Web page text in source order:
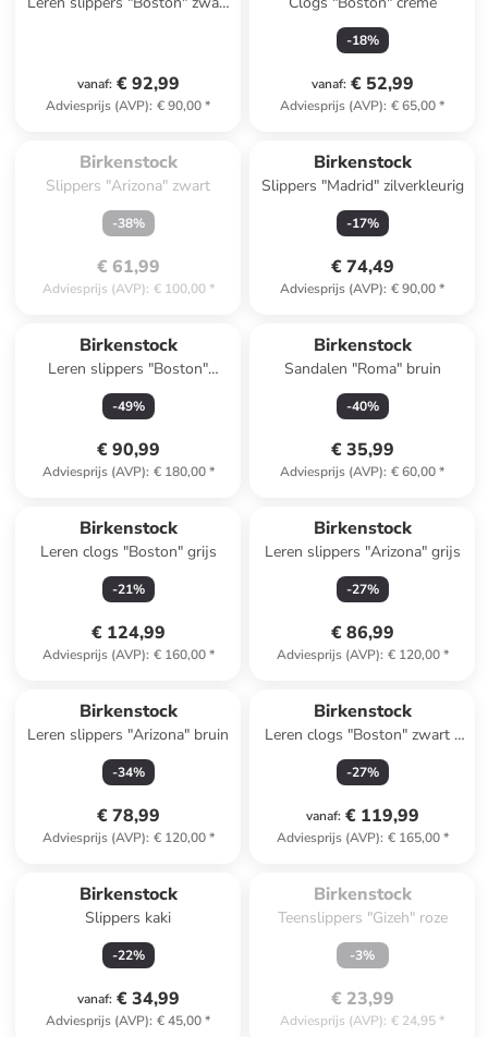
vanaf: € 92,99
Adviesprijs (AVP): € 90,00*
-18%
vanaf: € 52,99
Adviesprijs (AVP): € 65,00*
uitverkocht.
Birkenstock
Slippers "Arizona" zwart
-38%
€ 61,99
Adviesprijs (AVP): € 100,00*
Birkenstock
Slippers "Madrid" zilverkleurig
-17%
€ 74,49
Adviesprijs (AVP): € 90,00*
Birkenstock
Leren slippers "Boston"
lichtbruin - wijdte S
-49%
€ 90,99
Adviesprijs (AVP): € 180,00*
Birkenstock
Sandalen "Roma" bruin
-40%
€ 35,99
Adviesprijs (AVP): € 60,00*
Birkenstock
Leren clogs "Boston" grijs
-21%
€ 124,99
Adviesprijs (AVP): € 160,00*
Birkenstock
Leren slippers "Arizona" grijs
-27%
€ 86,99
Adviesprijs (AVP): € 120,00*
Birkenstock
Leren slippers "Arizona" bruin
-34%
€ 78,99
Adviesprijs (AVP): € 120,00*
Birkenstock
Leren clogs "Boston" zwart -
wijdte S
-27%
vanaf: € 119,99
Adviesprijs (AVP): € 165,00*
Birkenstock
Slippers kaki
-22%
vanaf: € 34,99
Adviesprijs (AVP): € 45,00*
uitverkocht.
Birkenstock
Teenslippers "Gizeh" roze
-3%
€ 23,99
Adviesprijs (AVP): € 24,95*